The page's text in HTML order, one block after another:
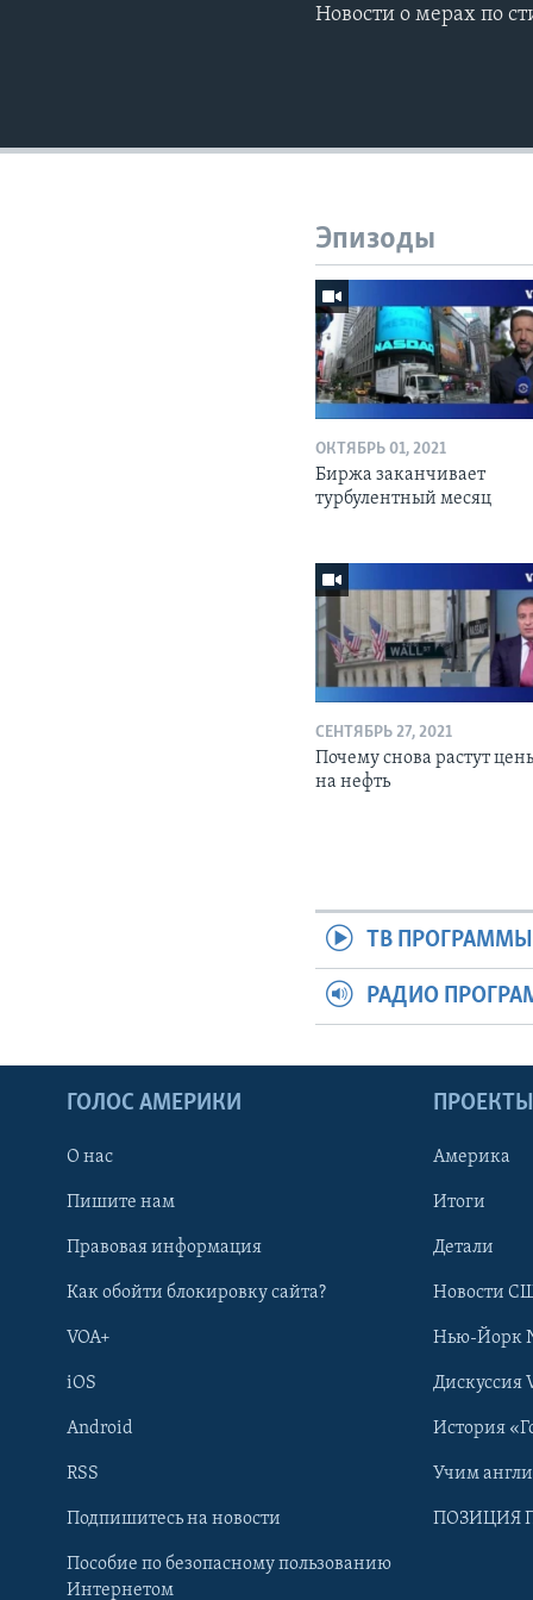
Learning English
Новости о мерах по
Эпизоды
ОКТЯБРЬ 01, 2021
Биржа заканчивает
турбулентный месяц
СЕНТЯБРЬ 27, 2021
Почему снова растут
на нефть
ТВ ПРОГРАММЫ
РАДИО
ГОЛОС АМЕРИКИ
О нас
Пишите нам
Правовая информация
Как обойти блокировку сайта?
VOA+
iOS
Android
RSS
Подпишитесь на новости
Пособие по безопасному пользованию
Интернетом
ПРОЕКТЫ
Америка
Итоги
Детали
Новости
Нью-Йорк
Дискуссия
История
Учим
ПОЗИЦИЯ